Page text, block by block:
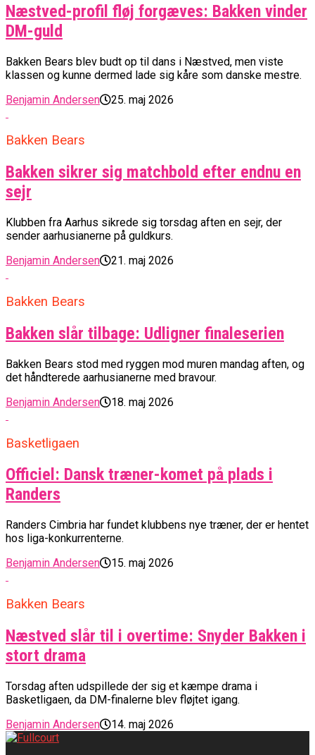
Næstved-profil fløj forgæves: Bakken vinder
DM-guld
Bakken Bears blev budt op til dans i Næstved, men viste
klassen og kunne dermed lade sig kåre som danske mestre.
Benjamin Andersen
25. maj 2026
Bakken Bears
Bakken sikrer sig matchbold efter endnu en
sejr
Klubben fra Aarhus sikrede sig torsdag aften en sejr, der
sender aarhusianerne på guldkurs.
Benjamin Andersen
21. maj 2026
Bakken Bears
Bakken slår tilbage: Udligner finaleserien
Bakken Bears stod med ryggen mod muren mandag aften, og
det håndterede aarhusianerne med bravour.
Benjamin Andersen
18. maj 2026
Basketligaen
Officiel: Dansk træner-komet på plads i
Randers
Randers Cimbria har fundet klubbens nye træner, der er hentet
hos liga-konkurrenterne.
Benjamin Andersen
15. maj 2026
Bakken Bears
Næstved slår til i overtime: Snyder Bakken i
stort drama
Torsdag aften udspillede der sig et kæmpe drama i
Basketligaen, da DM-finalerne blev fløjtet igang.
Benjamin Andersen
14. maj 2026